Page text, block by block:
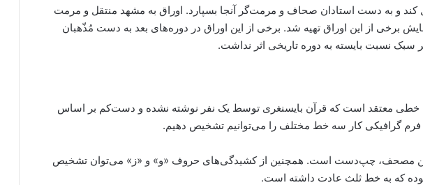
و به دست استادان صحاف و مرمت‌گر آنجا بسپارد. اوراق به مشهد منتقل و مرمت
برخی از این اوراق تهیه شد. برخی از این اوراق در دوره‌های بعد به دست مُذّهبان
سبک نسبت بایسته به دوره تاریخی اثر نداشت.
خطی معتقد است که قرآن بایسنغری توسط یک نفر نوشته نشده و دست‌کم بر اساس
گرافیکی کار سه خط مختلف را می‌توانیم تشخیص دهیم.
مصحف، چپ‌دست است. همچنین از کشیدگی‌های حروف «و» و «ز» می‌توان تشخیص
که به خط ثلث عادت داشته است.